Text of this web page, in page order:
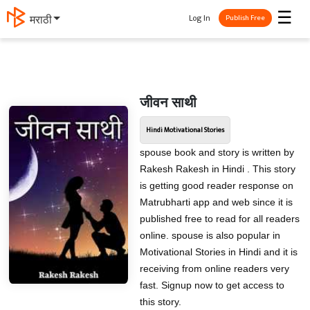
मराठी ☰
Log In Publish Free
जीवन साथी
Hindi Motivational Stories
spouse book and story is written by
Rakesh Rakesh in Hindi . This story
is getting good reader response on
Matrubharti app and web since it is
published free to read for all readers
online. spouse is also popular in
Motivational Stories in Hindi and it is
receiving from online readers very
fast. Signup now to get access to
this story.